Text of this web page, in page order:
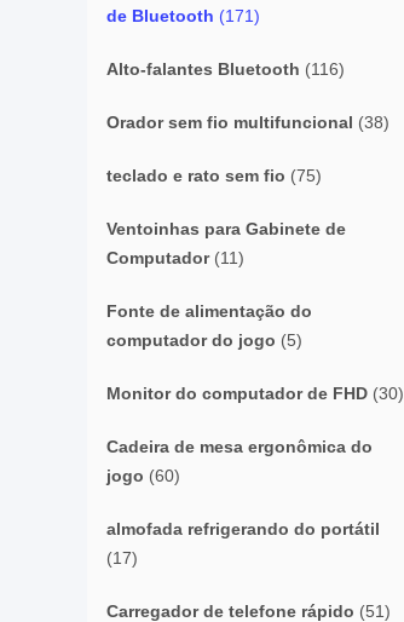
de Bluetooth (171)
Alto-falantes Bluetooth (116)
Orador sem fio multifuncional (38)
teclado e rato sem fio (75)
Ventoinhas para Gabinete de
Computador(11)
Fonte de alimentação do
computador do jogo (5)
Monitor do computador de FHD (30)
Cadeira de mesa ergonômica do
jogo (60)
almofada refrigerando do portátil
(17)
Carregador de telefone rápido (51)